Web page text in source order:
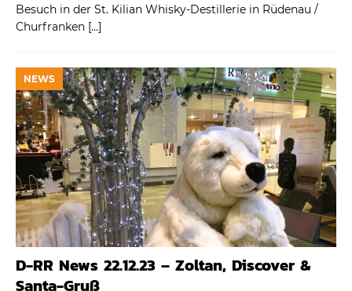
Besuch in der St. Kilian Whisky-Destillerie in Rüdenau /
Churfranken […]
NEWS
D-RR News 22.12.23 – Zoltan, Discover &
Santa-Gruß